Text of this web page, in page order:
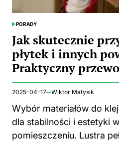
POSTED
PORADY
Jak skutecznie
płytek i innych
Praktyczny
2025-04-17 Wiktor Matysik
Wybór materiałów do
dla stabilności i estetyki
pomieszczeniu. Lustra